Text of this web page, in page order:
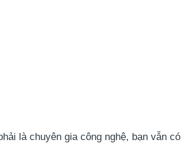
là chuyên gia công nghệ, bạn vẫn có